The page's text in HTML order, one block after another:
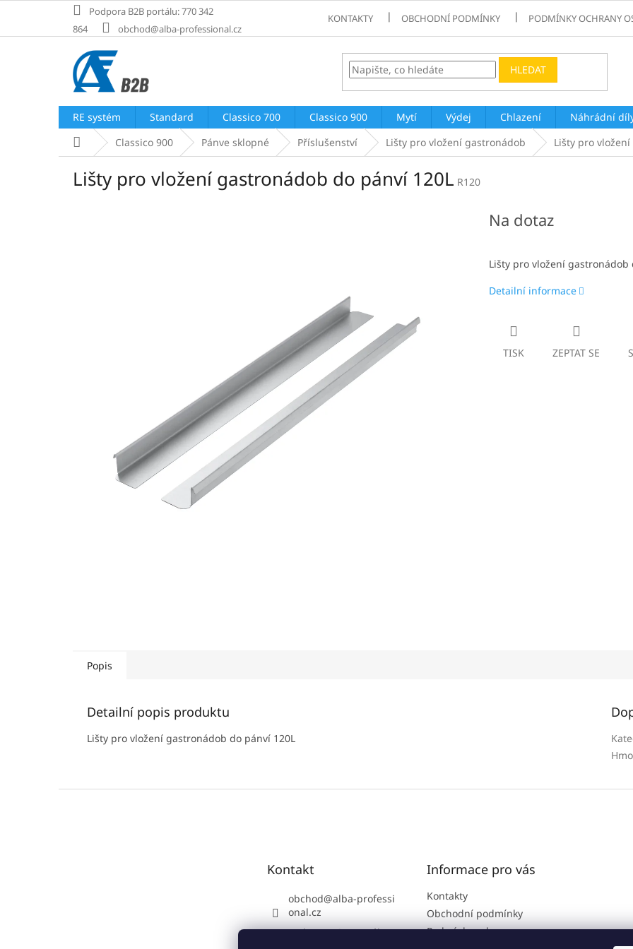
obsah
Podpora B2B portálu: 770 342
864
obchod@alba-professional.cz
KONTAKTY OBCHODNÍ PODMÍNKY PODMÍNKY OCHRANY
HLEDAT
RE systém Standard Classico 700 Classico 900 Mytí Výdej Chlazení Náhrádní
Domů Classico 900 Pánve sklopné Příslušenství Lišty pro vložení gastronádob Lišty pro
Lišty pro vložení gastronádob do pánví 120L R120
Na dotaz
Lišty pro vložení gastronádob
Detailní informace
TISK ZEPTAT SE
Popis
Detailní popis produktu
Lišty pro vložení gastronádob do pánví 120L
Kontakt
obchod@alba-professi
onal.cz
Podpora B2B portálu: 7
Informace pro vás
Kontakty
Obchodní podmínky
Podmínky ochrany